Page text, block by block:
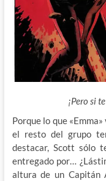
¡Pero si
Porque lo que
el resto del grupo
destacar, Scott sólo
entregado por…
altura de un Capitán